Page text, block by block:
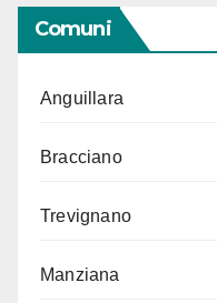
Comuni
Anguillara
Bracciano
Trevignano
Manziana